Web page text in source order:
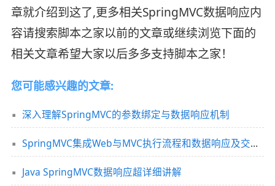
章就介绍到这了,更多相关SpringMVC数据响应内
容请搜索脚本之家以前的文章或继续浏览下面的
相关文章希望大家以后多多支持脚本之家！
您可能感兴趣的文章:
深入理解SpringMVC的参数绑定与数据响应机制
SpringMVC集成Web与MVC执行流程和数据响应及交互相关介绍全面总结
Java SpringMVC数据响应超详细讲解